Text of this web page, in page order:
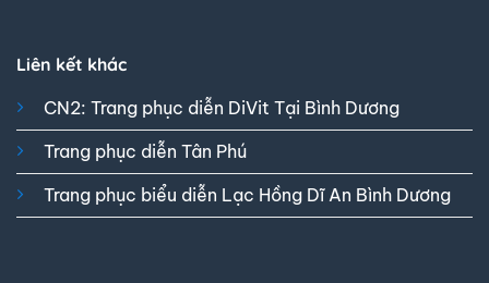
Liên kết khác
CN2: Trang phục diễn DiVit Tại Bình Dương
Trang phục diễn Tân Phú
Trang phục biểu diễn Lạc Hồng Dĩ An Bình Dương